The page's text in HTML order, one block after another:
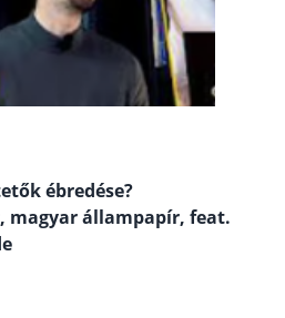
ébredése?
magyar állampapír, feat.